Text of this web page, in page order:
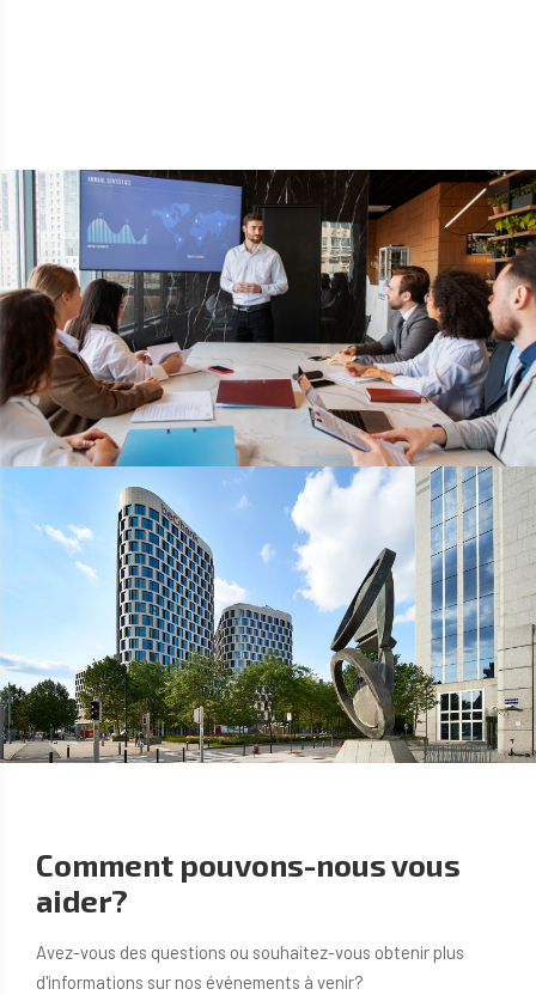
Comment pouvons-nous vous
aider?
Avez-vous des questions ou souhaitez-vous obtenir plus
d'informations sur nos événements à venir?